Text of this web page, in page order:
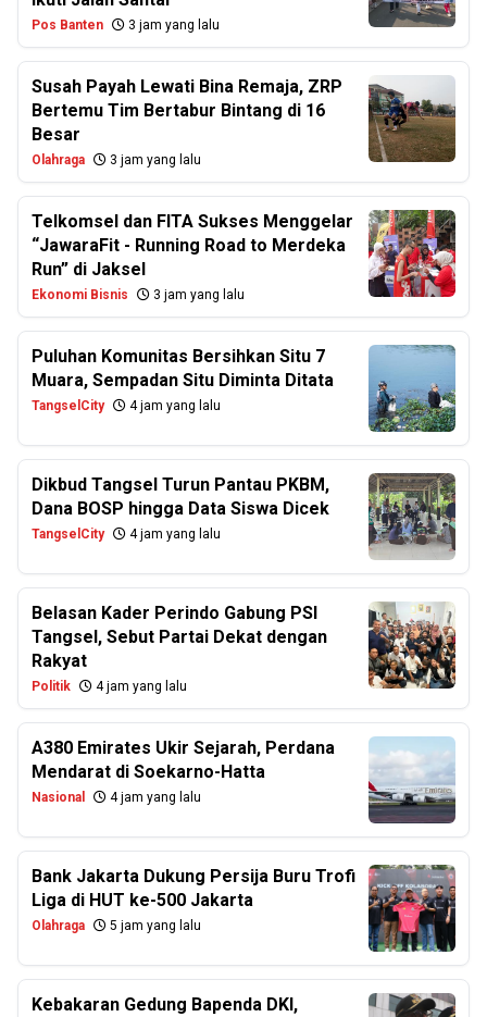
Pos Banten 3 jam yang lalu
Susah Payah Lewati Bina Remaja, ZRP
Bertemu Tim Bertabur Bintang di 16
Besar
Olahraga 3 jam yang lalu
Telkomsel dan FITA Sukses Menggelar
“JawaraFit - Running Road to Merdeka
Run” di Jaksel
Ekonomi Bisnis 3 jam yang lalu
Puluhan Komunitas Bersihkan Situ 7
Muara, Sempadan Situ Diminta Ditata
TangselCity 4 jam yang lalu
Dikbud Tangsel Turun Pantau PKBM,
Dana BOSP hingga Data Siswa Dicek
TangselCity 4 jam yang lalu
Belasan Kader Perindo Gabung PSI
Tangsel, Sebut Partai Dekat dengan
Rakyat
Politik 4 jam yang lalu
A380 Emirates Ukir Sejarah, Perdana
Mendarat di Soekarno-Hatta
Nasional 4 jam yang lalu
Bank Jakarta Dukung Persija Buru Trofi
Liga di HUT ke-500 Jakarta
Olahraga 5 jam yang lalu
Kebakaran Gedung Bapenda DKI,